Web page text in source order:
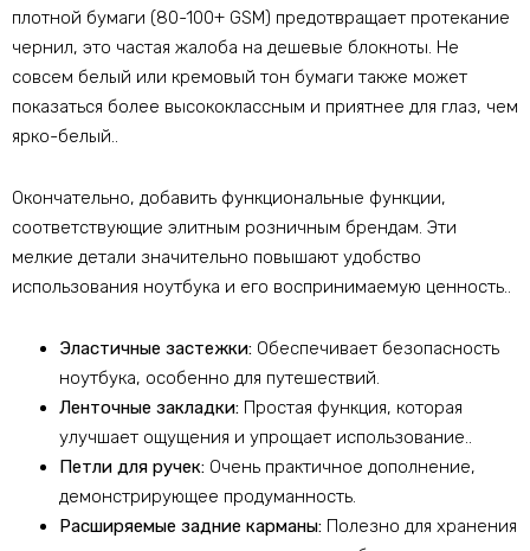
плотной бумаги (80-100+ GSM) предотвращает протекание
чернил, это частая жалоба на дешевые блокноты. Не
совсем белый или кремовый тон бумаги также может
показаться более высококлассным и приятнее для глаз, чем
ярко-белый..
Окончательно, добавить функциональные функции,
соответствующие элитным розничным брендам. Эти
мелкие детали значительно повышают удобство
использования ноутбука и его воспринимаемую ценность..
Эластичные застежки: Обеспечивает безопасность
ноутбука, особенно для путешествий.
Ленточные закладки: Простая функция, которая
улучшает ощущения и упрощает использование..
Петли для ручек: Очень практичное дополнение,
демонстрирующее продуманность.
Расширяемые задние карманы: Полезно для хранения